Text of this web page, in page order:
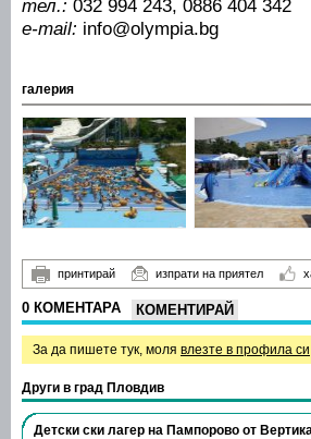
тел.: 032 994 243, 0886 404 342
e-mail: info@olympia.bg
галерия
принтирай изпрати на приятел
0 КОМЕНТАРА КОМЕНТИРАЙ
За да пишете тук, моля влезте в профила си
Други в град Пловдив
Детски ски лагер на Пампорово от